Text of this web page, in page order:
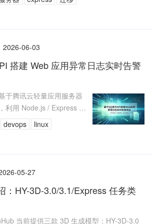
2026-06-03
搭建 Web 应用异常日志实时告警
于腾讯云轻量应用服务器
利用 Node.js / Express 框
异常捕获中间件，...
devops linux
05-27
：HY-3D-3.0/3.1/Express 任务类
当前提供三款 3D 生成模型：HY-3D-3.0